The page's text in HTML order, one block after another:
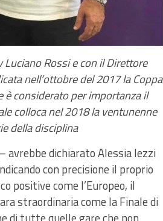
Rossi e con il Direttore
nell’ottobre del 2017 la Coppa
è considerato per importanza il
colloca nel 2018 la ventunenne
della disciplina
avrebbe dichiarato Alessia Iezzi
con precisione il proprio
positive come l’Europeo, il
straordinaria come la Finale di